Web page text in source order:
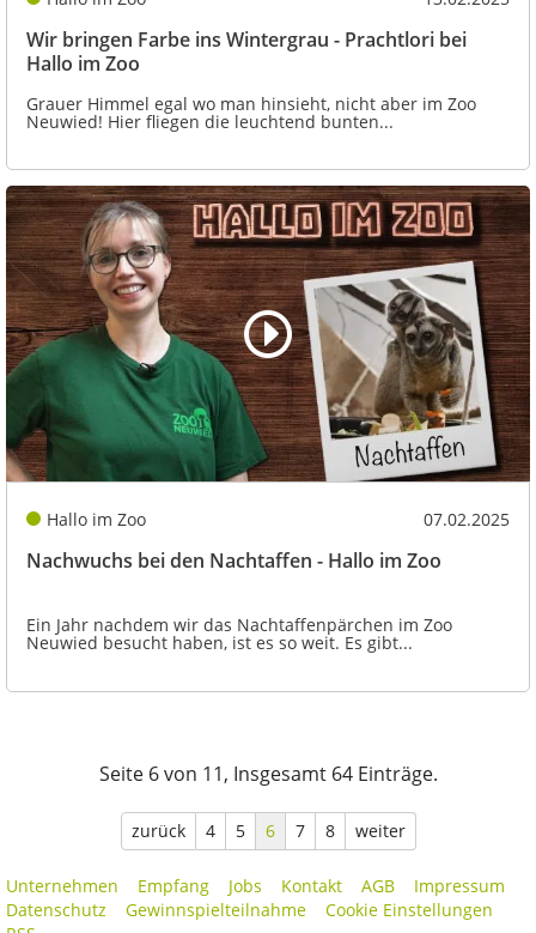
Wir bringen Farbe ins Wintergrau - Prachtlori bei
Hallo im Zoo
Grauer Himmel egal wo man hinsieht, nicht aber im Zoo
Neuwied! Hier fliegen die leuchtend bunten...
Hallo im Zoo 07.02.2025
Nachwuchs bei den Nachtaffen - Hallo im Zoo
Ein Jahr nachdem wir das Nachtaffenpärchen im Zoo
Neuwied besucht haben, ist es so weit. Es gibt...
Seite 6 von 11, Insgesamt 64 Einträge.
zurück 4 5 6 7 8 weiter
Unternehmen Empfang Jobs Kontakt AGB
Impressum
Datenschutz
Gewinnspielteilnahme
Cookie Einstellungen